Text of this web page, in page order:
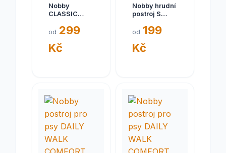
Nobby
CLASSIC
norský
modrý
od 299
Kč
Nobby hrudní
postroj S
od 199
Kč